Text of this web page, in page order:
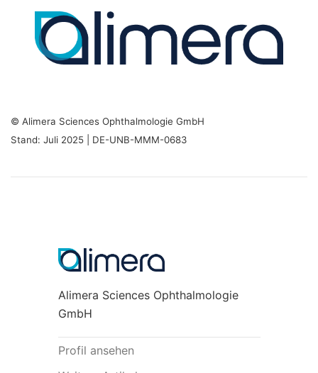
© Alimera Sciences Ophthalmologie GmbH
Stand: Juli 2025 | DE-UNB-MMM-0683
Alimera Sciences Ophthalmologie
GmbH
Profil ansehen